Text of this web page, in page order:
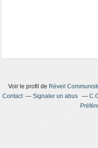
Voir le profil de Réveil
Contact
Signaler un abus